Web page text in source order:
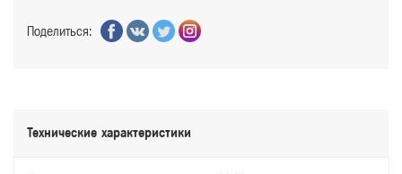
Поделиться:
Технические характеристики